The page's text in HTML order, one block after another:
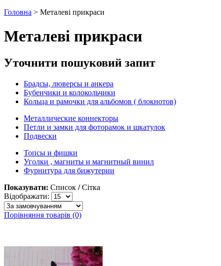
Головна > Металеві прикраси
Металеві прикраси
Уточнити пошуковий запит
Брадсы, люверсы и анкера
Бубенчики и колокольчики
Кольца и рамочки для альбомов ( блокнотов)
Металлические коннекторы
Петли и замки для фоторамок и шкатулок
Подвески
Топсы и фишки
Уголки , магниты и магнитный винил
Фурнитура для бижутерии
Показувати: Список / Сітка
Відображати:
Порівняння товарів (0)